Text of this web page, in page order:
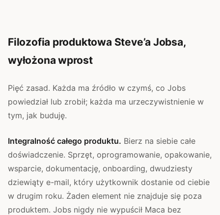
Filozofia produktowa Steve’a Jobsa,
wyłożona wprost
Pięć zasad. Każda ma źródło w czymś, co Jobs
powiedział lub zrobił; każda ma urzeczywistnienie w
tym, jak buduję.
Integralność całego produktu. Bierz na siebie całe
doświadczenie. Sprzęt, oprogramowanie, opakowanie,
wsparcie, dokumentację, onboarding, dwudziesty
dziewiąty e-mail, który użytkownik dostanie od ciebie
w drugim roku. Żaden element nie znajduje się poza
produktem. Jobs nigdy nie wypuścił Maca bez